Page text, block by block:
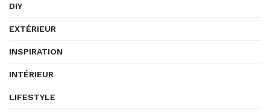
DIY
EXTÉRIEUR
INSPIRATION
INTÉRIEUR
LIFESTYLE